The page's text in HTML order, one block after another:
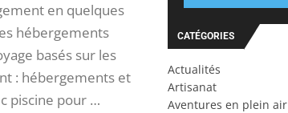
en quelques
hébergements
basés sur les
: hébergements et
piscine pour …
CATÉGORIES
Actualités
Artisanat
Aventures en plein air